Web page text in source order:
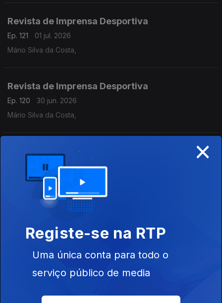
Revista de Imprensa Desportiva
Ep. 121
01 jul. 2026
Mário Silva da Costa,
Revista de Imprensa Desportiva
Ep. 120
30 jun. 2026
Mário Silva da Costa,
Revista de Imprensa Desportiva
29 jun. 2026
Mário Silva da Costa,
Ep. 118
26 jun. 2026
Revista de Imprensa Desportiva
25 jun. 2026
×
Registe-se na RTP
Uma única conta para todo o
serviço público de media